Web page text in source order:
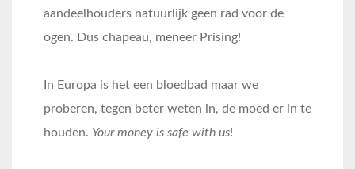
aandeelhouders natuurlijk geen rad voor de
ogen. Dus chapeau, meneer Prising!
In Europa is het een bloedbad maar we
proberen, tegen beter weten in, de moed er in te
houden. Your money is safe with us!